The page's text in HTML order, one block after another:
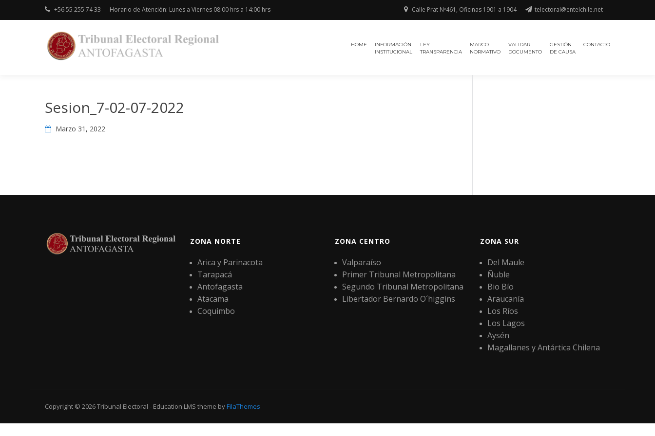
+56 55 255 74 33 Horario de Atención: Lunes a Viernes 08:00 hrs a 14:00 hrs Calle Prat Nº461, Oficinas 1901 a 1904 telectoral@entelchile.net
HOME
INFORMACIÓN
INSTITUCIONAL
LEY
TRANSPARENCIA
MARCO
NORMATIVO
VALIDAR
DOCUMENTO
GESTIÓN
DE CAUSA
CONTACTO
Sesion_7-02-07-2022
Marzo 31, 2022
ZONA NORTE
Arica y Parinacota
Tarapacá
Antofagasta
Atacama
Coquimbo
ZONA CENTRO
Valparaíso
Primer Tribunal Metropolitana
Segundo Tribunal Metropolitana
Libertador Bernardo O´higgins
ZONA SUR
Del Maule
Ñuble
Bio Bío
Araucanía
Los Ríos
Los Lagos
Aysén
Magallanes y Antártica Chilena
Copyright © 2026Tribunal Electoral - Education LMS theme byFilaThemes